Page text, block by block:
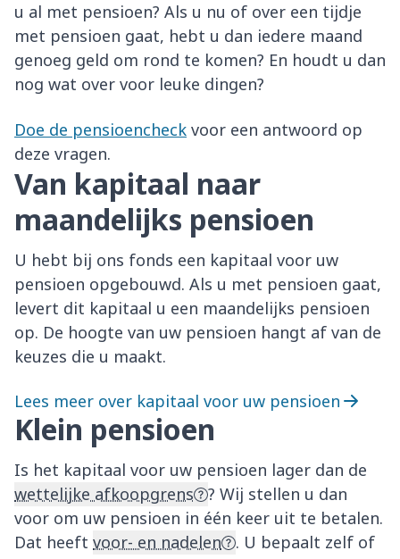
u al met pensioen? Als u nu of over een tijdje
met pensioen gaat, hebt u dan iedere maand
genoeg geld om rond te komen? En houdt u dan
nog wat over voor leuke dingen?
Doe de pensioencheck voor een antwoord op
deze vragen.
Van kapitaal naar
maandelijks pensioen
U hebt bij ons fonds een kapitaal voor uw
pensioen opgebouwd. Als u met pensioen gaat,
levert dit kapitaal u een maandelijks pensioen
op. De hoogte van uw pensioen hangt af van de
keuzes die u maakt.
Lees meer over kapitaal voor uw pensioen
Klein pensioen
Is het kapitaal voor uw pensioen lager dan de
wettelijke afkoopgrens
? Wij stellen u dan
voor om uw pensioen in één keer uit te betalen.
Dat heeft voor- en nadelen
. U bepaalt zelf of